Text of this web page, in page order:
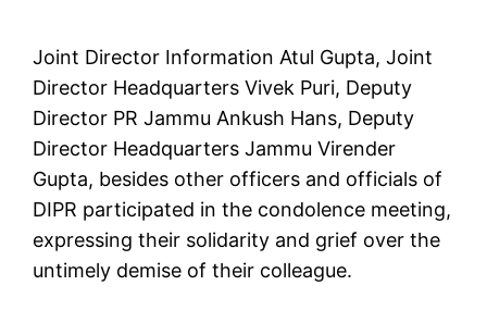
Joint Director Information Atul Gupta, Joint
Director Headquarters Vivek Puri, Deputy
Director PR Jammu Ankush Hans, Deputy
Director Headquarters Jammu Virender
Gupta, besides other officers and officials of
DIPR participated in the condolence meeting,
expressing their solidarity and grief over the
untimely demise of their colleague.